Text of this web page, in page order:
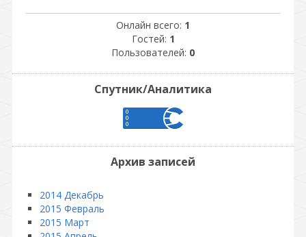
Онлайн всего: 1
Гостей: 1
Пользователей: 0
Спутник/Аналитика
Архив записей
2014 Декабрь
2015 Февраль
2015 Март